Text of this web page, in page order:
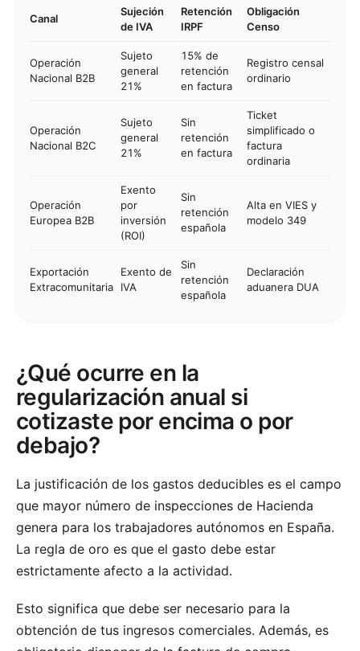
Canal
Sujeción
de IVA
Retención
IRPF
Obligación
Censo
Operación
Nacional B2B
Sujeto
general
21%
15% de
retención
en factura
Registro censal
ordinario
Operación
Nacional B2C
Sujeto
general
21%
Sin
retención
en factura
Ticket
simplificado o
factura
ordinaria
Operación
Europea B2B
Exento
por
inversión
(ROI)
Sin
retención
española
Alta en VIES y
modelo 349
Exportación
Extracomunitaria
Exento de
IVA
Sin
retención
española
Declaración
aduanera DUA
¿Qué ocurre en la
regularización anual si
cotizaste por encima o por
debajo?
La justificación de los gastos deducibles es el campo
que mayor número de inspecciones de Hacienda
genera para los trabajadores autónomos en España.
La regla de oro es que el gasto debe estar
estrictamente afecto a la actividad.
Esto significa que debe ser necesario para la
obtención de tus ingresos comerciales. Además, es